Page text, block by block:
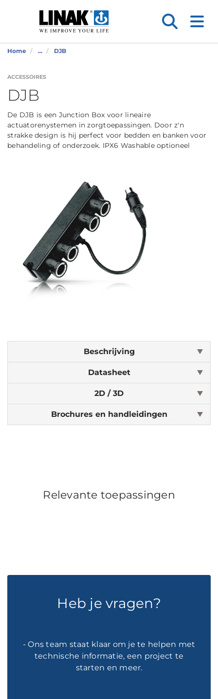
Home ... DJB
ACCESSOIRES
DJB
De DJB is een Junction Box voor lineaire
actuatorenystemen in zorgtoepassingen. Door z'n
strakke design is hij perfect voor bedden en banken voor
behandeling of onderzoek. IPX6 Washable optioneel
Beschrijving
Datasheet
2D / 3D
Brochures en handleidingen
Relevante toepassingen
Heb je vragen?
- Ons team staat klaar om je te helpen met
technische informatie, een project te
starten en meer.